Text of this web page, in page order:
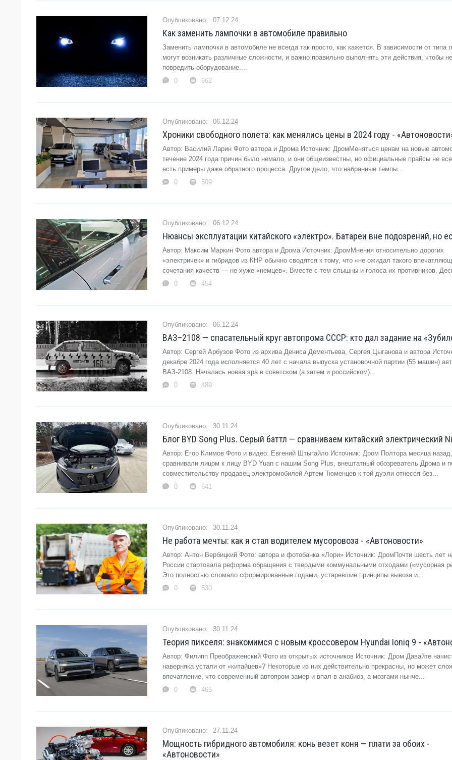
07.12.24
Как заменить лампочки в автомобиле правильно
Заменить лампочки в автомобиле не всегда так просто, как кажется. В зависимости от типа
могут возникать различные сложности, и важно правильно выполнять эти действия, чтобы не
повредить оборудование....
0
662
06.12.24
Хроники свободного полета: как менялись цены в 2024 году -
Автор: Василий Ларин Фото автора и Дрома Источник: ДромМеняться ценам на новые
течение 2024 года причин было немало, и они общеизвестны, но официальные прайсы не
есть примеры даже обратного процесса. Другое дело, что набранные темпы...
0
509
06.12.24
Нюансы эксплуатации китайского «электро». Батареи вне подозрений, но
Автор: Максим Маркин Фото автора и Дрома Источник: ДромМнения относительно дорогих
«электричек» и гибридов из КНР обычно сводятся к тому, что «не ожидал такого
сочетания качеств — не хуже «немцев». Вместе с тем слышны и голоса их противников.
0
454
06.12.24
ВАЗ–2108 — спасательный круг автопрома СССР: кто дал задание на
Автор: Сергей Арбузов Фото из архива Дениса Дементьева, Сергея Цыганова и автора
декабре 2024 года исполняется 40 лет с начала выпуска установочной партии (55 машин)
ВАЗ-2108. Началась новая эра в советском (а затем и российском)...
0
489
30.11.24
Блог BYD Song Plus. Серый баттл — сравниваем китайский электрический
Автор: Егор Климов Фото и видео: Евгений Штыгайло Источник: Дром Полтора месяца
сравнивали лицом к лицу BYD Yuan с нашим Song Plus, внештатный обозреватель Дрома и
совместительству продавец электромобилей Артем Тюменцев к той дуэли отнесся без...
0
641
30.11.24
Не работа мечты: как я стал водителем мусоровоза - «Автоновости»
Автор: Антон Вербицкий Фото: автора и фотобанка «Лори» Источник: ДромПочти шесть лет
России стартовала реформа обращения с твердыми коммунальными отходами («мусорная
Это полностью сломало сформированные годами, устаревшие принципы вывоза и...
0
530
30.11.24
Теория пикселя: знакомимся с новым кроссовером Hyundai Ioniq 9 -
Автор: Филипп Преображенский Фото из открытых источников Источник: Дром Давайте
наверняка устали от «китайцев»? Некоторые из них действительно прекрасны, но может
впечатление, что современный автопром замер и впал в анабиоз, а мозгами нынче...
0
465
27.11.24
Мощность гибридного автомобиля: конь везет коня — плати за обоих -
«Автоновости»